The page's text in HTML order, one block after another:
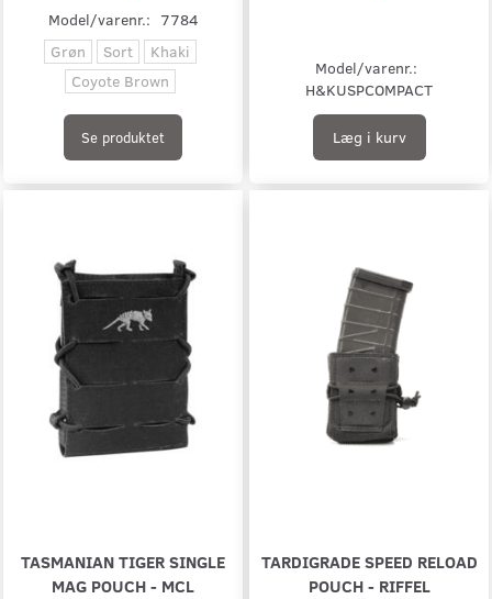
Model/varenr.: 7784
Grøn
Sort
Khaki
Coyote Brown
Se produktet
Model/varenr.:
H&KUSPCOMPACT
Læg i kurv
TASMANIAN TIGER SINGLE
MAG POUCH - MCL
TARDIGRADE SPEED RELOAD
POUCH - RIFFEL